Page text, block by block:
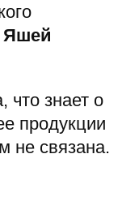
Яшей
что знает о
продукции
не связана.